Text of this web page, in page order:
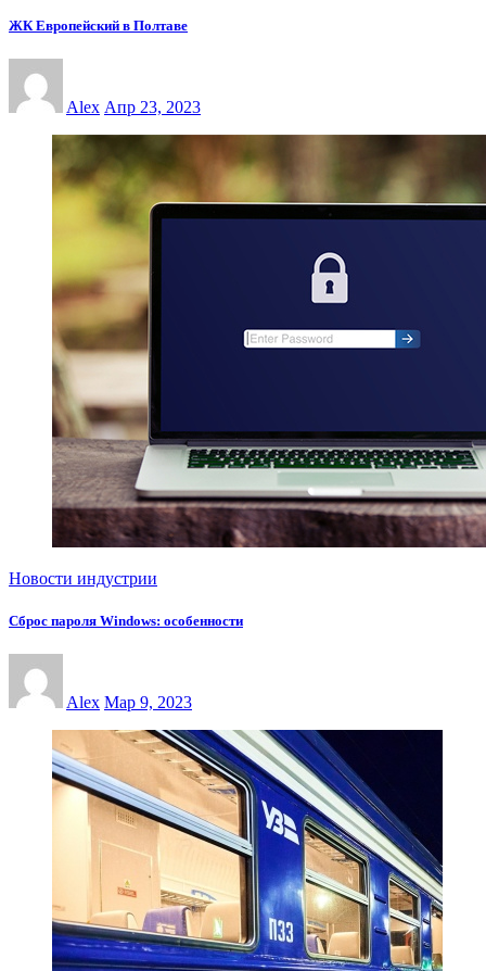
ЖК Европейский в Полтаве
Alex Апр 23, 2023
Новости индустрии
Сброс пароля Windows: особенности
Alex Мар 9, 2023